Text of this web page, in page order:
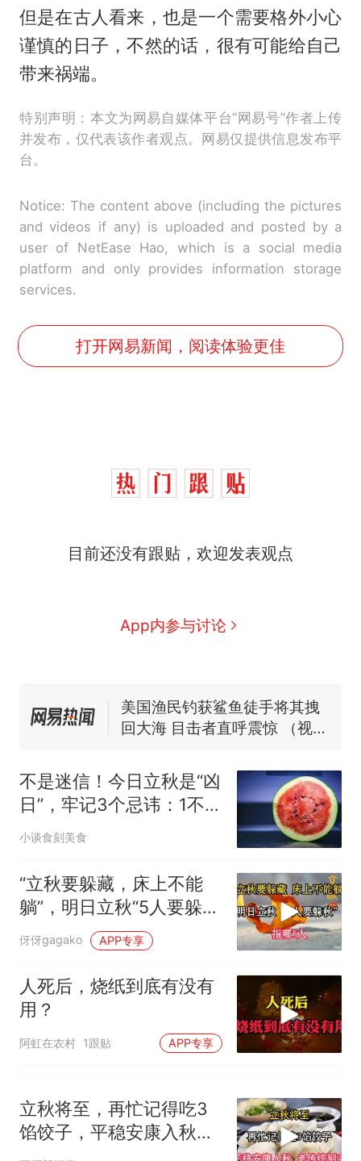
但是在古人看来，也是一个需要格外小心
谨慎的日子，不然的话，很有可能给自己
带来祸端。
特别声明：本文为网易自媒体平台“网易号”作者上传
并发布，仅代表该作者观点。网易仅提供信息发布平
台。
Notice: The content above (including the pictures
and videos if any) is uploaded and posted by a
user of NetEase Hao, which is a social media
platform and only provides information storage
services.
打开网易新闻，阅读体验更佳
目前还没有跟贴，欢迎发表观点
App内参与讨论
因老师一句“跟我回家”改写了
费大厨“全国小炒肉大王”称
号，仅凭视频评出？中国烹饪
140多朵
美国渔民钓获鲨鱼徒手将其拽
回大海 目击者直呼震惊 （视频
官方通报
热
那个在床头放菜刀的女孩，
因老师一句“跟我回家”改写了
不是迷信！今日立秋是“凶
日”，牢记3个忌讳：1不
贪，2不出，3不碰
小谈食刻美食
“立秋要躲藏，床上不能
躺”，明日立秋“5人要躲
秋”，指哪5人？
伢伢gagako APP专享
人死后，烧纸到底有没有
用？
阿虹在农村 1跟贴 APP专享
立秋将至，再忙记得吃3
馅饺子，平稳安康入秋，
老传统别丢！